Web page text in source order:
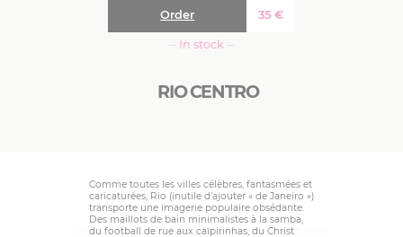
RIO CENTRO
35 €
Order
··· In stock ···
Comme toutes les villes célèbres, fantasmées et
caricaturées, Rio (inutile d’ajouter « de Janeiro »)
transporte une imagerie populaire obsédante.
Des maillots de bain minimalistes à la samba,
du football de rue aux caïpirinhas, du Christ